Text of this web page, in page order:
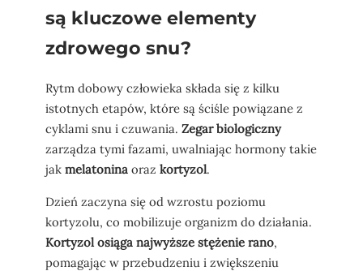
są kluczowe elementy
zdrowego snu?
Rytm dobowy człowieka składa się z kilku
istotnych etapów, które są ściśle powiązane z
cyklami snu i czuwania. Zegar biologiczny
zarządza tymi fazami, uwalniając hormony takie
jak melatonina oraz kortyzol.
Dzień zaczyna się od wzrostu poziomu
kortyzolu, co mobilizuje organizm do działania.
Kortyzol osiąga najwyższe stężenie rano,
pomagając w przebudzeniu i zwiększeniu